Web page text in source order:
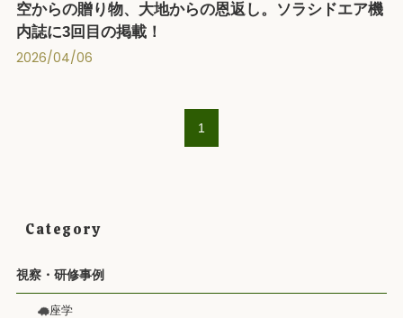
空からの贈り物、大地からの恩返し。ソラシドエア機
内誌に3回目の掲載！
2026/04/06
1
Category
視察・研修事例
座学